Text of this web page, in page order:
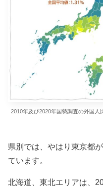
2010年及び2020年国勢調査の外国人
県別では、やはり東京都
ています。
北海道、東北エリアは、